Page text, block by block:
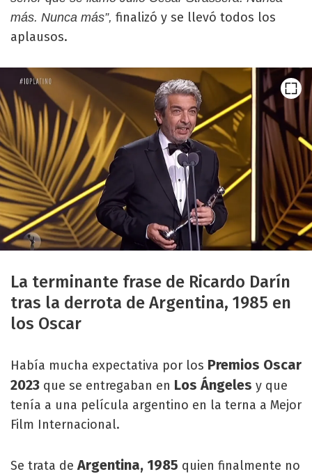
más. Nunca más”, finalizó y se llevó todos los
aplausos.
La terminante frase de Ricardo Darín
tras la derrota de Argentina, 1985 en
los Oscar
Había mucha expectativa por los Premios Oscar
2023 que se entregaban en Los Ángeles y que
tenía a una película argentino en la terna a Mejor
Film Internacional.
Se trata de Argentina, 1985 quien finalmente no